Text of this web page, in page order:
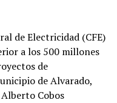
de Electricidad (CFE)
a los 500 millones
de
de Alvarado,
Cobos